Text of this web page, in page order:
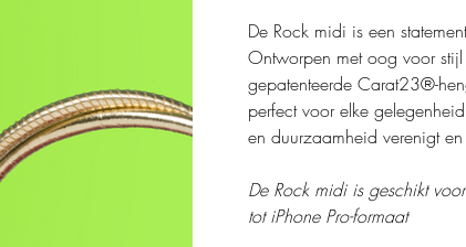
De Rock midi is een
Ontworpen met oog voor
gepatenteerde Carat23®-
perfect voor elke
en duurzaamheid verenigt
De Rock midi is geschikt
tot iPhone Pro-formaat